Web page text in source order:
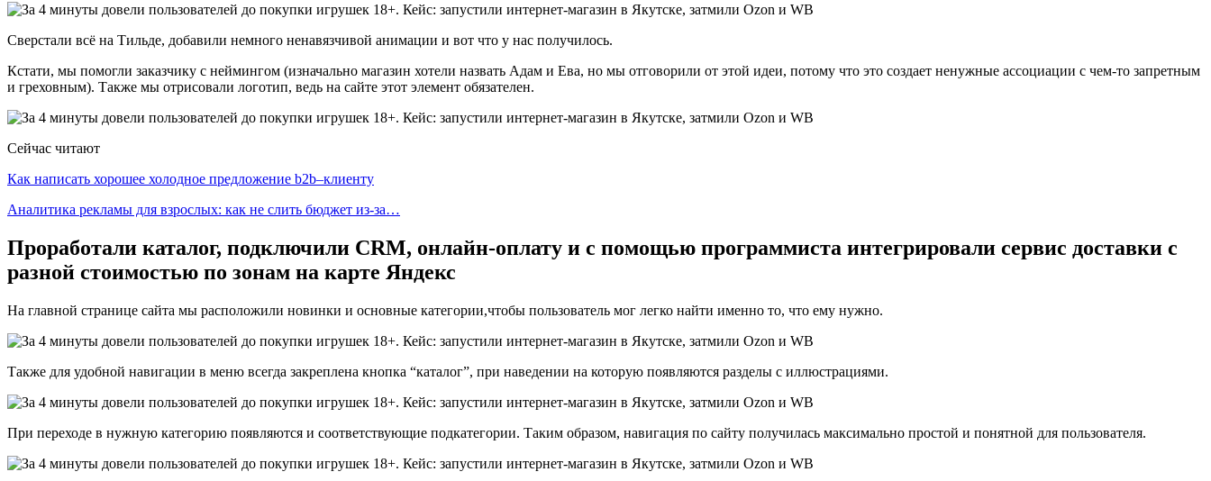
Сверстали всё на Тильде, добавили немного ненавязчивой анимации и вот что у нас получилось.
Кстати, мы помогли заказчику с неймингом (изначально магазин хотели назвать Адам и Ева, но мы отговорили от этой идеи, потому что это создает ненужные ассоциации с чем-то запретным
и греховным). Также мы отрисовали логотип, ведь на сайте этот элемент обязателен.
Сейчас читают
Как написать хорошее холодное предложение b2b–клиенту
Аналитика рекламы для взрослых: как не слить бюджет из-за…
Проработали каталог, подключили CRM, онлайн-оплату и с помощью программиста интегрировали сервис доставки с
разной стоимостью по зонам на карте Яндекс
На главной странице сайта мы расположили новинки и основные категории,чтобы пользователь мог легко найти именно то, что ему нужно.
Также для удобной навигации в меню всегда закреплена кнопка “каталог”, при наведении на которую появляются разделы с иллюстрациями.
При переходе в нужную категорию появляются и соответствующие подкатегории. Таким образом, навигация по сайту получилась максимально простой и понятной для пользователя.